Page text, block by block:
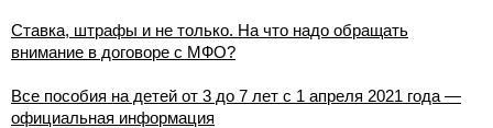
Ставка, штрафы и не только. На что надо обращать
внимание в договоре с МФО?
Все пособия на детей от 3 до 7 лет с 1 апреля 2021 года —
официальная информация